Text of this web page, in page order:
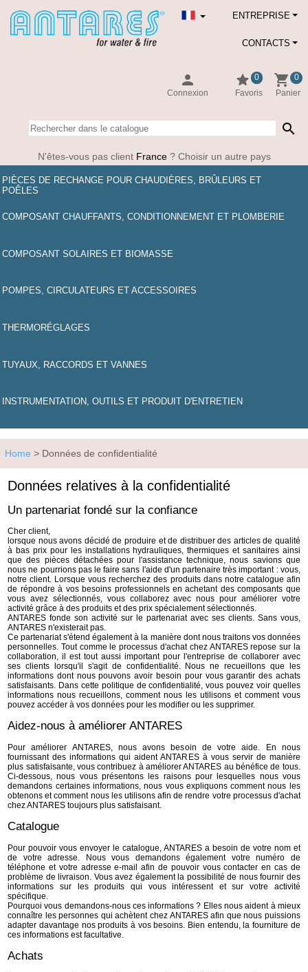
ENTREPRISE
person
Connexion
star 0
Favoris
shopping_cart 0
Panier
CONTACTS
search
N'êtes-vous pas client France? Choisir un autre pays
PIÈCES DE RECHANGE POUR CHAUDIÈRES, BRÛLEURS ET
POÊLES
COMPOSANT CHAUFFANTS, CONDITIONNEMENT ET PLOMBERIE
COMPOSANT SOLAIRES ET BIOMASSE
POMPES, CIRCULATEURS ET ACCESSOIRES
THERMORÉGLAGES
TUYAUX, RACCORDS ET VANNES
INSTRUMENTATION, OUTILS ET PRODUIT D'ENTRETIEN
Home > Données de confidentialité
Données relatives à la confidentialité
Un partenariat fondé sur la confiance
Cher client,
lorsque nous avons décidé de produire et de distribuer des articles de qualité
à bas prix pour les installations hydrauliques, thermiques et sanitaires ainsi
que des pièces détachées pour l'assistance technique, nous savions que
nous ne pourrions pas le faire sans l'aide d'un partenaire très important : vous,
notre client. Lorsque vous recherchez des produits dans notre catalogue afin
de répondre à vos besoins professionnels en achetant des composants que
vous avez sélectionnés, vous collaborez avec nous pour améliorer votre
activité grâce à des produits et des prix spécialement sélectionnés.
ANTARES fonde son activité sur le partenariat avec ses clients. Sans vous,
ANTARES n'existerait pas.
Ce partenariat s'étend également à la manière dont nous traitons vos données
personnelles. Tout comme le processus d'achat chez ANTARES repose sur la
collaboration, il est tout aussi important pour l'entreprise de collaborer avec
ses clients lorsqu'il s'agit de confidentialité. Nous ne recueillons que les
informations dont nous pouvons avoir besoin pour vous garantir des achats
satisfaisants. Dans cette politique de confidentialité, vous pouvez voir quelles
informations nous recueillons, comment nous les utilisons et comment vous
pouvez accéder à vos données pour les modifier ou les supprimer.
Aidez-nous à améliorer ANTARES
Pour améliorer ANTARES, nous avons besoin de votre aide. En nous
fournissant des informations qui aident ANTARES à vous servir de manière
plus satisfaisante, vous contribuez à améliorer ANTARES au bénéfice de tous.
Ci-dessous, nous vous présentons les raisons pour lesquelles nous vous
demandons certaines informations, nous vous expliquons comment nous les
obtenons et comment nous les utilisons afin de rendre votre processus d'achat
chez ANTARES toujours plus satisfaisant.
Catalogue
Pour pouvoir vous envoyer le catalogue, ANTARES a besoin de votre nom et
de votre adresse. Nous vous demandons également votre numéro de
téléphone et votre adresse e-mail afin de pouvoir vous contacter en cas de
problème de livraison. Vous avez également la possibilité de nous fournir des
informations sur les produits qui vous intéressent et sur votre activité
spécifique.
Pourquoi vous demandons-nous ces informations ? Elles nous aident à mieux
connaître les personnes qui achètent chez ANTARES afin que nous puissions
adapter davantage nos produits à vos besoins. Bien entendu, la fourniture de
ces informations est facultative.
Achats